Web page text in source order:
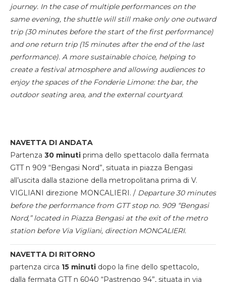
journey. In the case of multiple performances on the
same evening, the shuttle will still make only one outward
trip (30 minutes before the start of the first performance)
and one return trip (15 minutes after the end of the last
performance). A more sustainable choice, helping to
create a festival atmosphere and allowing audiences to
enjoy the spaces of the Fonderie Limone: the bar, the
outdoor seating area, and the external courtyard.
NAVETTA DI ANDATA
Partenza 30 minuti prima dello spettacolo dalla fermata
GTT n 909 “Bengasi Nord”, situata in piazza Bengasi
all’uscita dalla stazione della metropolitana prima di V.
VIGLIANI direzione MONCALIERI. / Departure 30 minutes
before the performance from GTT stop no. 909 “Bengasi
Nord,” located in Piazza Bengasi at the exit of the metro
station before Via Vigliani, direction MONCALIERI.
NAVETTA DI RITORNO
partenza circa 15 minuti dopo la fine dello spettacolo,
dalla fermata GTT n 6040 “Pastrengo 94”, situata in via